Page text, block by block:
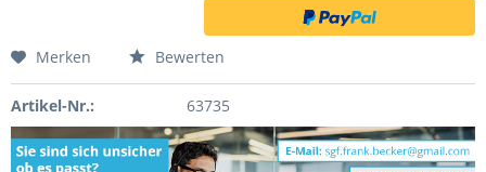
Merken Bewerten
Artikel-Nr.: 63735